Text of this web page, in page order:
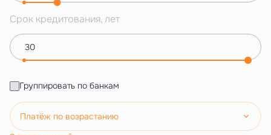
Срок кредитования, лет
Группировать по банкам
Платёж по возрастанию